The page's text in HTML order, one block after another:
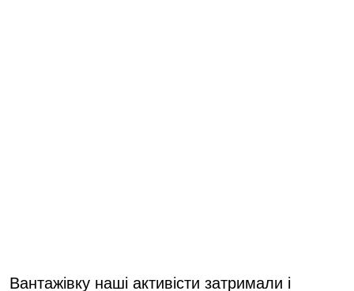
Вантажівку наші активісти затримали і